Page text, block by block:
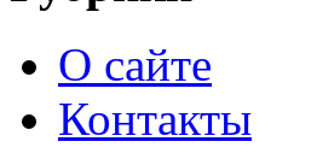
О сайте
Контакты